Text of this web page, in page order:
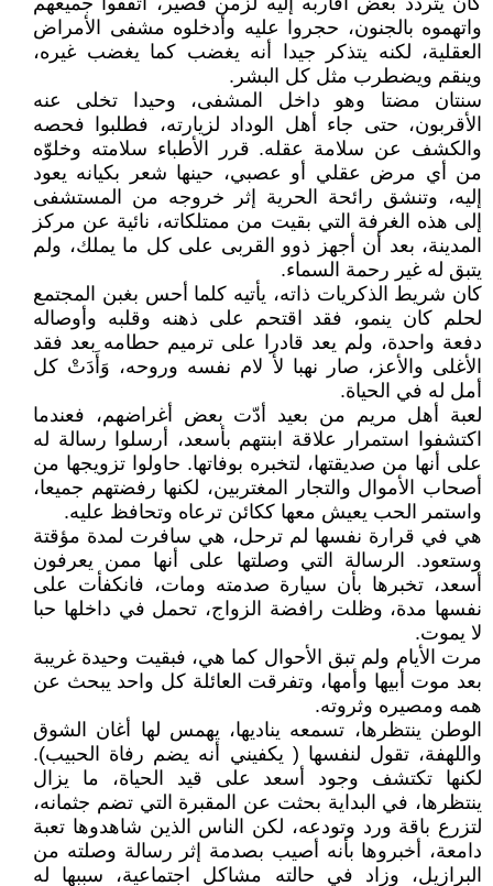
واتهموه بالجنون، حجروا عليه وأدخلوه مشفى الأمراض
العقلية، لكنه يتذكر جيدا أنه يغضب كما يغضب غيره،
وينقم ويضطرب مثل كل البشر.
سنتان مضتا وهو داخل المشفى، وحيدا تخلى عنه
الأقربون، حتى جاء أهل الوداد لزيارته، فطلبوا فحصه
والكشف عن سلامة عقله. قرر الأطباء سلامته وخلوّه
من أي مرض عقلي أو عصبي، حينها شعر بكيانه يعود
إليه، وتنشق رائحة الحرية إثر خروجه من المستشفى
إلى هذه الغرفة التي بقيت من ممتلكاته، نائية عن مركز
المدينة، بعد أن أجهز ذوو القربى على كل ما يملك، ولم
يتبق له غير رحمة السماء.
كان شريط الذكريات ذاته، يأتيه كلما أحس بغبن المجتمع
لحلم كان ينمو، فقد اقتحم على ذهنه وقلبه وأوصاله
دفعة واحدة، ولم يعد قادرا على ترميم حطامه بعد فقد
الأغلى والأعز، صار نهبا لأ لام نفسه وروحه، وَأَدَتْ كل
أمل له في الحياة.
لعبة أهل مريم من بعيد أدّت بعض أغراضهم، فعندما
اكتشفوا استمرار علاقة ابنتهم بأسعد، أرسلوا رسالة له
على أنها من صديقتها، لتخبره بوفاتها. حاولوا تزويجها من
أصحاب الأموال والتجار المغتربين، لكنها رفضتهم جميعا،
واستمر الحب يعيش معها ككائن ترعاه وتحافظ عليه.
هي في قرارة نفسها لم ترحل، هي سافرت لمدة مؤقتة
وستعود. الرسالة التي وصلتها على أنها ممن يعرفون
أسعد، تخبرها بأن سيارة صدمته ومات، فانكفأت على
نفسها مدة، وظلت رافضة الزواج، تحمل في داخلها حبا
لا يموت.
مرت الأيام ولم تبق الأحوال كما هي، فبقيت وحيدة غريبة
بعد موت أبيها وأمها، وتفرقت العائلة كل واحد يبحث عن
همه ومصيره وثروته.
الوطن ينتظرها، تسمعه يناديها، يهمس لها أغان الشوق
واللهفة، تقول لنفسها ( يكفيني أنه يضم رفاة الحبيب).
لكنها تكتشف وجود أسعد على قيد الحياة، ما يزال
ينتظرها، في البداية بحثت عن المقبرة التي تضم جثمانه،
لتزرع باقة ورد وتودعه، لكن الناس الذين شاهدوها تعبة
دامعة، أخبروها بأنه أصيب بصدمة إثر رسالة وصلته من
البرازيل، وزاد في حالته مشاكل اجتماعية، سببها له